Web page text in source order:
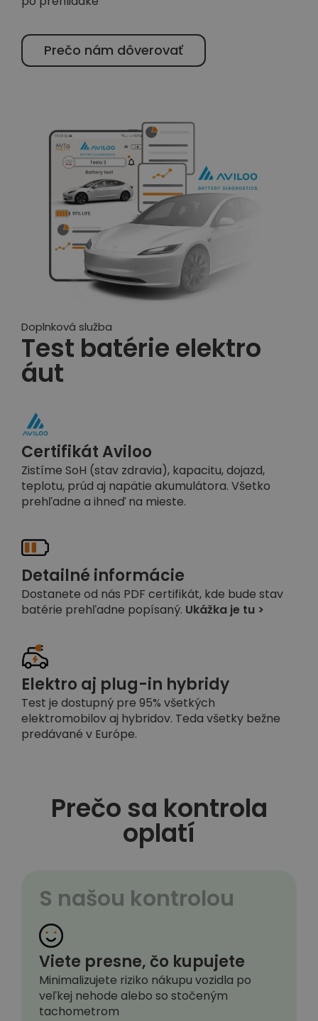
Prečo nám dôverovať
Doplnková služba
Test batérie elektro
áut
Certifikát Aviloo
Zistíme SoH (stav zdravia), kapacitu, dojazd,
teplotu, prúd aj napätie akumulátora. Všetko
prehľadne a ihneď na mieste.
Detailné informácie
Dostanete od nás PDF certifikát, kde bude stav
batérie prehľadne popísaný. Ukážka je tu >
Elektro aj plug-in hybridy
Test je dostupný pre 95% všetkých
elektromobilov aj hybridov. Teda všetky bežne
predávané v Európe.
Prečo sa kontrola
oplatí
S našou kontrolou
Viete presne, čo kupujete
Minimalizujete riziko nákupu vozidla po
veľkej nehode alebo so stočeným
tachometrom